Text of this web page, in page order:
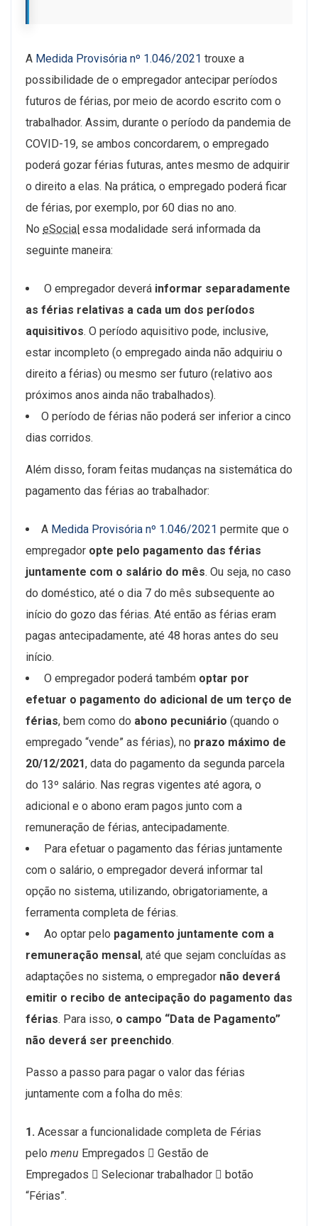
A Medida Provisória nº 1.046/2021 trouxe a
possibilidade de o empregador antecipar períodos
futuros de férias, por meio de acordo escrito com o
trabalhador. Assim, durante o período da pandemia de
COVID-19, se ambos concordarem, o empregado
poderá gozar férias futuras, antes mesmo de adquirir
o direito a elas. Na prática, o empregado poderá ficar
de férias, por exemplo, por 60 dias no ano.
No eSocial essa modalidade será informada da
seguinte maneira:
O empregador deverá informar separadamente
as férias relativas a cada um dos períodos
aquisitivos. O período aquisitivo pode, inclusive,
estar incompleto (o empregado ainda não adquiriu o
direito a férias) ou mesmo ser futuro (relativo aos
próximos anos ainda não trabalhados).
O período de férias não poderá ser inferior a cinco
dias corridos.
Além disso, foram feitas mudanças na sistemática do
pagamento das férias ao trabalhador:
A Medida Provisória nº 1.046/2021 permite que o
empregador opte pelo pagamento das férias
juntamente com o salário do mês. Ou seja, no caso
do doméstico, até o dia 7 do mês subsequente ao
início do gozo das férias. Até então as férias eram
pagas antecipadamente, até 48 horas antes do seu
início.
O empregador poderá também optar por
efetuar o pagamento do adicional de um terço de
férias, bem como do abono pecuniário (quando o
empregado “vende” as férias), no prazo máximo de
20/12/2021, data do pagamento da segunda parcela
do 13º salário. Nas regras vigentes até agora, o
adicional e o abono eram pagos junto com a
remuneração de férias, antecipadamente.
Para efetuar o pagamento das férias juntamente
com o salário, o empregador deverá informar tal
opção no sistema, utilizando, obrigatoriamente, a
ferramenta completa de férias.
Ao optar pelo pagamento juntamente com a
remuneração mensal, até que sejam concluídas as
adaptações no sistema, o empregador não deverá
emitir o recibo de antecipação do pagamento das
férias. Para isso, o campo “Data de Pagamento”
não deverá ser preenchido.
Passo a passo para pagar o valor das férias
juntamente com a folha do mês:
1. Acessar a funcionalidade completa de Férias
pelo menu Empregados  Gestão de
Empregados  Selecionar trabalhador  botão
“Férias”.